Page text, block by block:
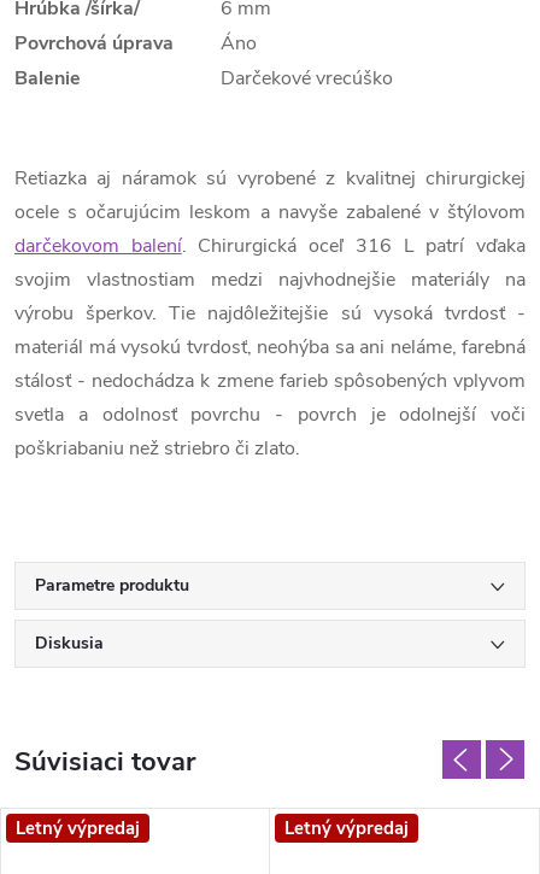
Hrúbka /šírka/
6 mm
Povrchová úprava
Áno
Balenie
Darčekové vrecúško
Retiazka aj náramok sú vyrobené z kvalitnej chirurgickej
ocele s očarujúcim leskom a navyše zabalené v štýlovom
darčekovom balení. Chirurgická oceľ 316 L patrí vďaka
svojim vlastnostiam medzi najvhodnejšie materiály na
výrobu šperkov. Tie najdôležitejšie sú vysoká tvrdosť -
materiál má vysokú tvrdosť, neohýba sa ani neláme, farebná
stálosť - nedochádza k zmene farieb spôsobených vplyvom
svetla a odolnosť povrchu - povrch je odolnejší voči
poškriabaniu než striebro či zlato.
Parametre produktu
Diskusia
Súvisiaci tovar
Letný výpredaj Letný výpredaj